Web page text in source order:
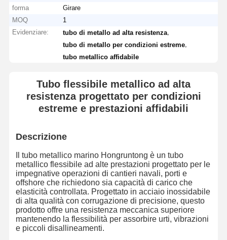
forma
Girare
MOQ
1
Evidenziare:
tubo di metallo ad alta resistenza
tubo di metallo per condizioni estreme
tubo metallico affidabile
Tubo flessibile metallico ad alta
resistenza progettato per condizioni
estreme e prestazioni affidabili
Descrizione
Il tubo metallico marino Hongruntong è un tubo
metallico flessibile ad alte prestazioni progettato per le
impegnative operazioni di cantieri navali, porti e
offshore che richiedono sia capacità di carico che
elasticità controllata. Progettato in acciaio inossidabile
di alta qualità con corrugazione di precisione, questo
prodotto offre una resistenza meccanica superiore
mantenendo la flessibilità per assorbire urti, vibrazioni
e piccoli disallineamenti.